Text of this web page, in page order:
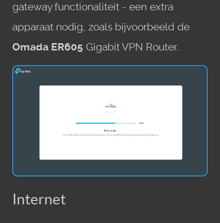
gateway functionaliteit - een extra
apparaat nodig, zoals bijvoorbeeld de
Omada ER605 Gigabit VPN Router.
Internet